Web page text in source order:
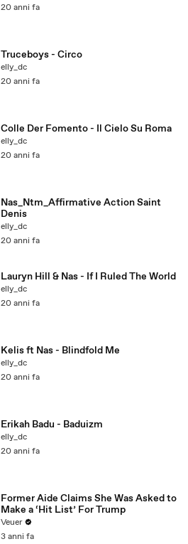
20 anni fa
Truceboys - Circo
elly_dc
20 anni fa
Colle Der Fomento - Il Cielo Su Roma
elly_dc
20 anni fa
Nas_Ntm_Affirmative Action Saint
Denis
elly_dc
20 anni fa
Lauryn Hill & Nas - If I Ruled The World
elly_dc
20 anni fa
Kelis ft Nas - Blindfold Me
elly_dc
20 anni fa
Erikah Badu - Baduizm
elly_dc
20 anni fa
Former Aide Claims She Was Asked to
Make a ‘Hit List’ For Trump
Veuer
3 anni fa